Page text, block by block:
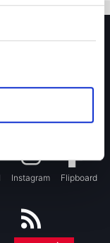
gelmişti
olay sözler!
Instagram Flipboard